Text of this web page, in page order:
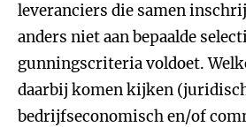
leveranciers die samen
anders niet aan bepaalde
gunningscriteria voldoet.
daarbij komen kijken
bedrijfseconomisch en/of